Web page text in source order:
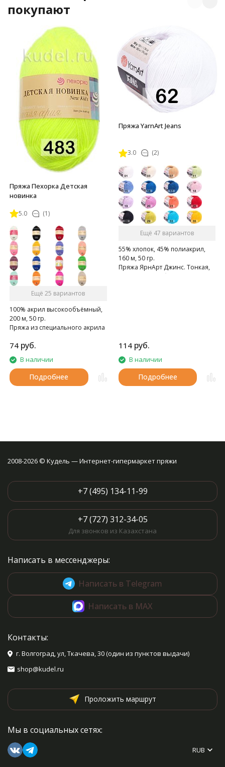
покупают
Пряжа Пехорка Детская
новинка
5.0 (1)
Ещё 25 вариантов
100% акрил высокообъёмный,
200 м, 50 гр.
Пряжа из специального акрила
74 руб.
В наличии
Подробнее
Пряжа YarnArt Jeans
3.0 (2)
Ещё 47 вариантов
55% хлопок, 45% полиакрил,
160 м, 50 гр.
Пряжа ЯрнАрт Джинс. Тонкая,
мягкая, слегка бархатистая
114 руб.
В наличии
Подробнее
2008-2026 © Кудель — Интернет-гипермаркет пряжи
+7 (495) 134-11-99
+7 (727) 312-34-05
Для звонков из Казахстана
Написать в мессенджеры:
Написать в Telegram
Написать в MAX
Контакты:
г. Волгоград, ул, Ткачева, 30 (один из пунктов выдачи)
shop@kudel.ru
Проложить маршрут
Мы в социальных сетях:
RUB